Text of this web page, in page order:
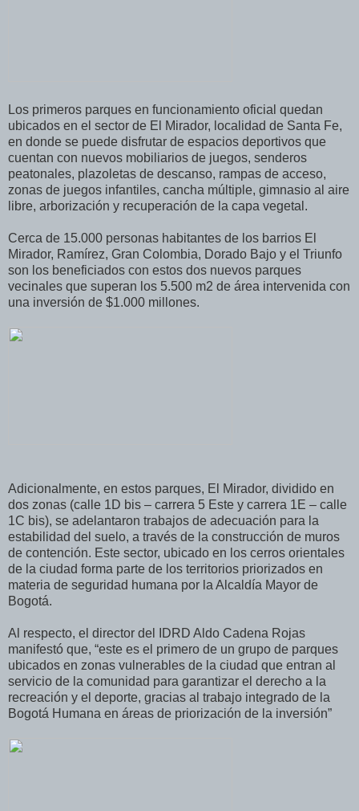
Los primeros parques en funcionamiento oficial quedan
ubicados en el sector de El Mirador, localidad de Santa Fe,
en donde se puede disfrutar de espacios deportivos que
cuentan con nuevos mobiliarios de juegos, senderos
peatonales, plazoletas de descanso, rampas de acceso,
zonas de juegos infantiles, cancha múltiple, gimnasio al aire
libre, arborización y recuperación de la capa vegetal.
Cerca de 15.000 personas habitantes de los barrios El
Mirador, Ramírez, Gran Colombia, Dorado Bajo y el Triunfo
son los beneficiados con estos dos nuevos parques
vecinales que superan los 5.500 m2 de área intervenida con
una inversión de $1.000 millones.
Adicionalmente, en estos parques, El Mirador, dividido en
dos zonas (calle 1D bis – carrera 5 Este y carrera 1E – calle
1C bis), se adelantaron trabajos de adecuación para la
estabilidad del suelo, a través de la construcción de muros
de contención. Este sector, ubicado en los cerros orientales
de la ciudad forma parte de los territorios priorizados en
materia de seguridad humana por la Alcaldía Mayor de
Bogotá.
Al respecto, el director del IDRD Aldo Cadena Rojas
manifestó que, “este es el primero de un grupo de parques
ubicados en zonas vulnerables de la ciudad que entran al
servicio de la comunidad para garantizar el derecho a la
recreación y el deporte, gracias al trabajo integrado de la
Bogotá Humana en áreas de priorización de la inversión”